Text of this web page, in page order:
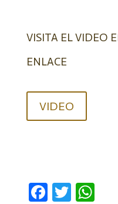
VISITA EL VIDEO
ENLACE
VIDEO
F T W